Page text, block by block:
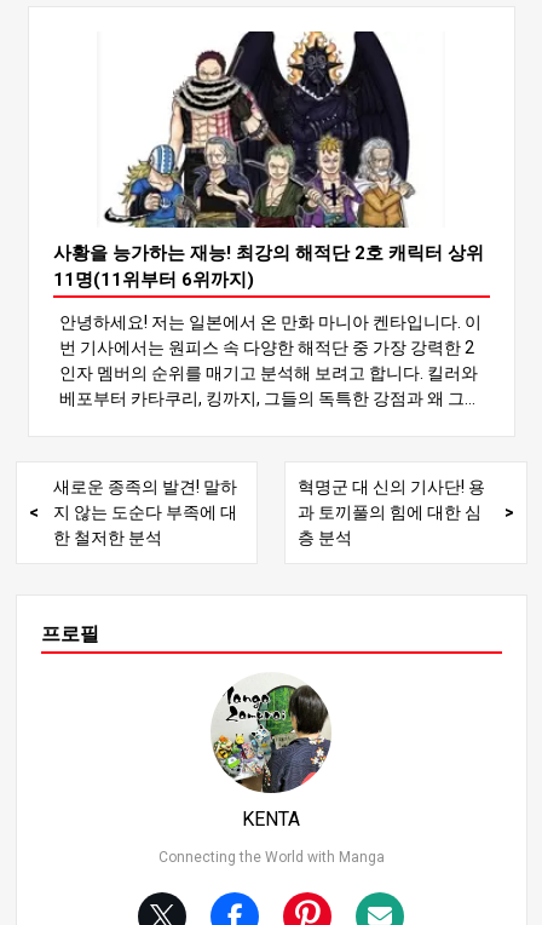
이나 바다의 일곱 군주처럼 가장 강력한 인물인 선장의 힘
과 맞물려 스토리를 진행시키는 데 중요한 역할을 합니다.
이번 기사에서는 가장 강력한 2번 캐릭터에 대해 자세히 알
아보고 TOP 11의 순위를 매겨보겠습니다. 각 캐릭터의 전
투 스타일과 특징을 분석하여 누가 가장 강한지 알아보세
요! 그럼 랭킹을 시작하겠습니다! 놓치고 싶지 않을 거예요!
5위 Sabo 혁명군의 2인자 사보는 루피와 에이스의 친동생
으로 알려져 있습니다. 무술, 무장 하키, 로지아형 악마의 열
매인 메라 메라 노미(화염 열매)의 힘을 활용한 전방위 전투
스타일이 그의 강점입니다. 사보의 전투 스타일 사보는 무
장 하키를 사용하여 손을 무기로 변신시켜 상대를 안팎에
서 파괴할 수 있습니다. 그의 공격은 바위와 철을 부술 수 있
을 정도로 강력합니다. 메라 메라 노미로 몸을 화염으로 코
팅하여 빠른 이동과 원거리 공격을 할 수 있습니다. 사보는
화력, 방어력, 속도가 균형을 이루고 있어 믿을 수 없을 정도
공격을 빠져나갈 수 있는 메라 메라 미의 로지아 속성으로
쉽게 회피하고 반격할 수 있습니다. 혁명군에서의 역할을
통해 연마한 육체적 능력은 전장에서 놀라운 기동성을 제
사황을 능가하는 재능! 최강의 해적단 2호 캐릭터 상위
11명(11위부터 6위까지)
안녕하세요! 저는 일본에서 온 만화 마니아 켄타입니다. 이
번 기사에서는 원피스 속 다양한 해적단 중 가장 강력한 2
인자 멤버의 순위를 매기고 분석해 보려고 합니다. 킬러와
베포부터 카타쿠리, 킹까지, 그들의 독특한 강점과 왜 그들
양한 강력한 캐릭터가 등장하지만, 그중에서도 해적 2호 선
원들은 특별한 위치를 차지하고 있어요. 이 캐릭터들은 사
황과 바다의 일곱 군주와 같은 인물과 대등한 힘을 가지고
그들의 전투 능력과 업적에 대해 자세히 알아볼 거예요. 누
가 1위를 차지할까요? 지금 바로 알아보세요! 2. 11위: 킬러
(꼬마 해적) 킬러는 키드 해적단의 파이터로 유스타스 키드
의 중요한 동반자 역할을 합니다. 양팔에 회전하는 낫 모양
의 무기를 장착한 킬러는 빠른 베기와 재빠른 움직임으로
적을 압도합니다. 와노 컨트리 아크에서 카이도에게 상처
를 남기며 엄청난 공격력을 보여줬지만 결정적인 일격을
공격력: 낫을 이용한 전투 스타일로 유명한 킬러는 속도와
정확성을 활용하는 까다로운 전투기입니다. 방어력: 평균
지 않고 싸운 것에서 볼 수 있듯이 킬러의 지구력은 인상적
새로운 종족의 발견! 말하
지 않는 도순다 부족에 대
한 철저한 분석
혁명군 대 신의 기사단! 용
과 토끼풀의 힘에 대한 심
층 분석
프로필
KENTA
Connecting the World with Manga